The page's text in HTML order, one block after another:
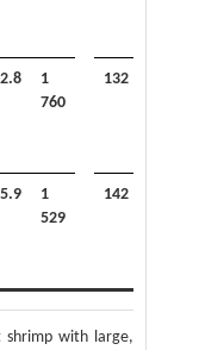
1
760
132
1
529
142
with large,